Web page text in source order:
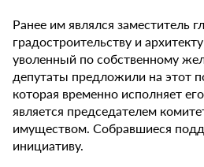
Ранее им являлся заместитель
градостроительству и
уволенный по собственному
депутаты предложили на этот
которая временно исполняет
является председателем
имуществом. Собравшиеся
инициативу.